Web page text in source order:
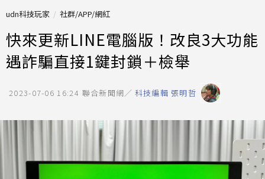
udn科技玩家 社群/APP/網紅
快來更新LINE電腦版！改良3大功能
遇詐騙直接1鍵封鎖＋檢舉
2023-07-06 16:24 聯合新聞網／ 科技編輯 張明哲